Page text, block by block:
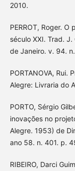
2010.
PERROT, Roger.
século XXI. Trad. J.
de Janeiro. v. 94.
PORTANOVA, Rui.
Alegre: Livraria do
PORTO, Sérgio
inovações no
Alegre. 1953) de
ano 58. n. 401. p.
RIBEIRO, Darci